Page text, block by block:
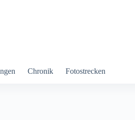
Chronik Fotostrecken